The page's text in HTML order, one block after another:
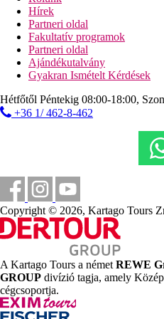
asztalitenisz
biliárd
strandröplabda
darts
Sport és szórakozás térítés
spa-központ
szauna
vízi sportok a
búvárközpont
Ellátás
All Inclusive: minden étkezés
ételek, tea, kávé, szendvics,
alkoholmentes italok. Az All
bizonyos részletekben
Szálláshely besorolás
Hírek
Partneri oldal
Fakultatív programok
Partneri oldal
Ajándékutalvány
Gyakran Ismételt Kérdések
Hétfőtől Péntekig 08:00-18:00,
+36 1/ 462-8-462
Copyright © 2026, Kartago Tours
A Kartago Tours a német REWE
GROUP divízió tagja, amely
cégcsoportja.